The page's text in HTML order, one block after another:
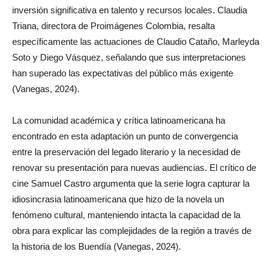
inversión significativa en talento y recursos locales. Claudia
Triana, directora de Proimágenes Colombia, resalta
específicamente las actuaciones de Claudio Cataño, Marleyda
Soto y Diego Vásquez, señalando que sus interpretaciones
han superado las expectativas del público más exigente
(Vanegas, 2024).
La comunidad académica y crítica latinoamericana ha
encontrado en esta adaptación un punto de convergencia
entre la preservación del legado literario y la necesidad de
renovar su presentación para nuevas audiencias. El crítico de
cine Samuel Castro argumenta que la serie logra capturar la
idiosincrasia latinoamericana que hizo de la novela un
fenómeno cultural, manteniendo intacta la capacidad de la
obra para explicar las complejidades de la región a través de
la historia de los Buendía (Vanegas, 2024).